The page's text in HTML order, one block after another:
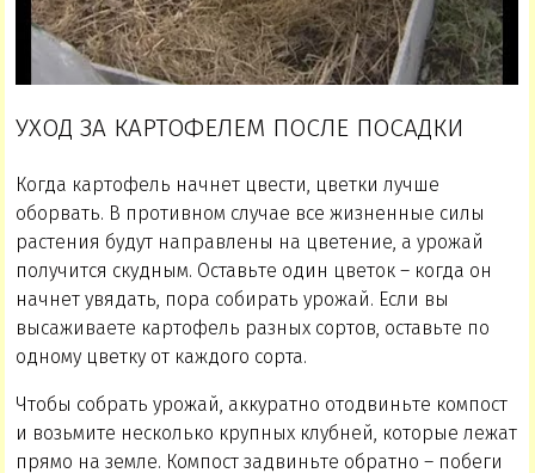
УХОД ЗА КАРТОФЕЛЕМ ПОСЛЕ ПОСАДКИ
Когда картофель начнет цвести, цветки лучше
оборвать. В противном случае все жизненные силы
растения будут направлены на цветение, а урожай
получится скудным. Оставьте один цветок – когда он
начнет увядать, пора собирать урожай. Если вы
высаживаете картофель разных сортов, оставьте по
одному цветку от каждого сорта.
Чтобы собрать урожай, аккуратно отодвиньте компост
и возьмите несколько крупных клубней, которые лежат
прямо на земле. Компост задвиньте обратно – побеги